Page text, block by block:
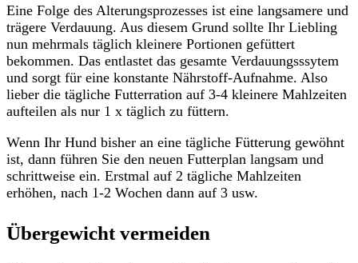
Eine Folge des Alterungsprozesses ist eine langsamere und
trägere Verdauung. Aus diesem Grund sollte Ihr Liebling
nun mehrmals täglich kleinere Portionen gefüttert
bekommen. Das entlastet das gesamte Verdauungsssytem
und sorgt für eine konstante Nährstoff-Aufnahme. Also
lieber die tägliche Futterration auf 3-4 kleinere Mahlzeiten
aufteilen als nur 1 x täglich zu füttern.
Wenn Ihr Hund bisher an eine tägliche Fütterung gewöhnt
ist, dann führen Sie den neuen Futterplan langsam und
schrittweise ein. Erstmal auf 2 tägliche Mahlzeiten
erhöhen, nach 1-2 Wochen dann auf 3 usw.
Übergewicht vermeiden